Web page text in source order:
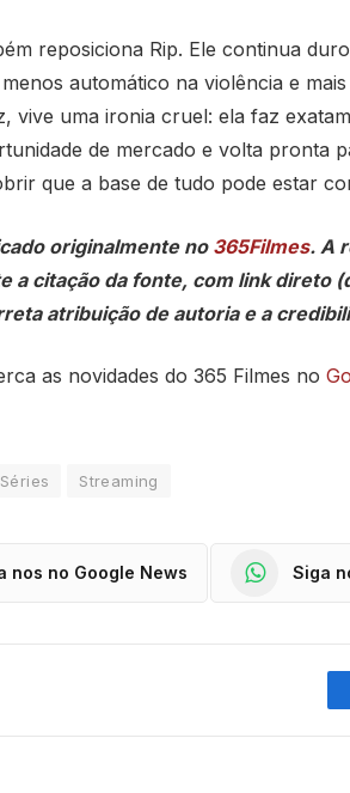
reposiciona Rip. Ele continua
automático na violência e
vive uma ironia cruel: ela faz
de mercado e volta pronta
que a base de tudo pode estar
originalmente no 365Filmes. A
a citação da fonte, com link direto
atribuição de autoria e a
as novidades do 365 Filmes no
Séries Streaming
nos no Google News Siga